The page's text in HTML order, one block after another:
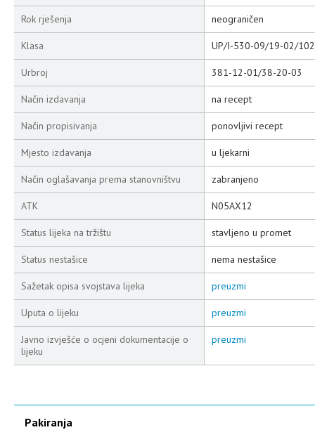
Rok rješenja neograničen
Klasa UP/I-530-09/19-02/102
Urbroj 381-12-01/38-20-03
Način izdavanja na recept
Način propisivanja ponovljivi recept
Mjesto izdavanja u ljekarni
Način oglašavanja prema stanovništvu zabranjeno
ATK N05AX12
Status lijeka na tržištu stavljeno u promet
Status nestašice nema nestašice
Sažetak opisa svojstava lijeka preuzmi
Uputa o lijeku preuzmi
Javno izvješće o ocjeni dokumentacije o
lijeku
preuzmi
Pakiranja